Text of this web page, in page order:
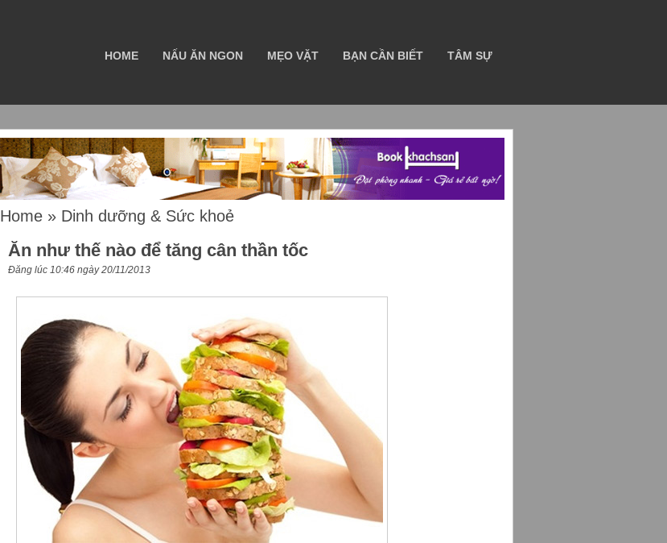
HOME NẤU ĂN NGON MẸO VẶT BẠN CẦN BIẾT TÂM SỰ
Home » Dinh dưỡng & Sức khoẻ
Ăn như thế nào để tăng cân thần tốc
Đăng lúc 10:46 ngày 20/11/2013